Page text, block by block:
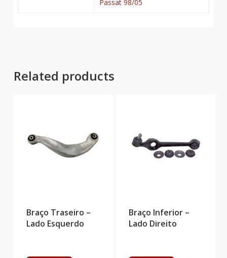
Passat 98/05
Related products
Braço Traseiro –
Lado Esquerdo
Braço Inferior –
Lado Direito